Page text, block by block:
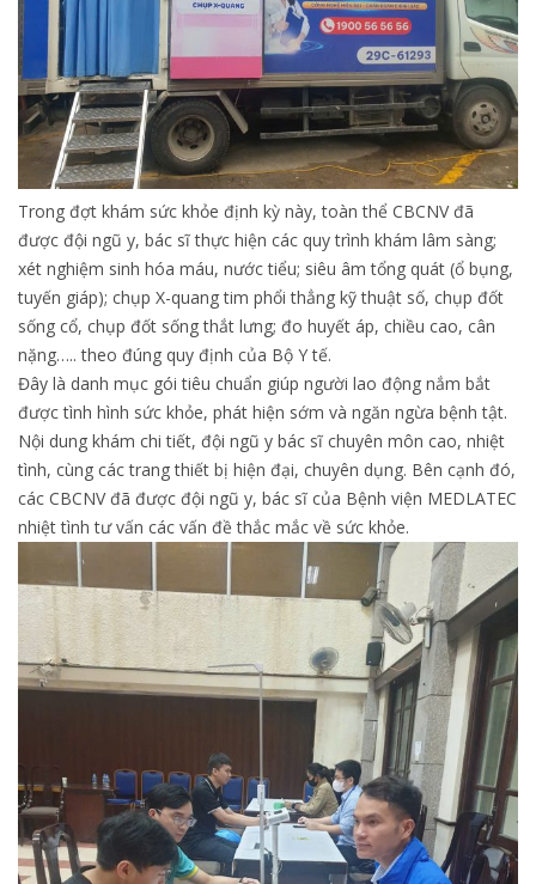
Trong đợt khám sức khỏe định kỳ này, toàn thể CBCNV đã
được đội ngũ y, bác sĩ thực hiện các quy trình khám lâm sàng;
xét nghiệm sinh hóa máu, nước tiểu; siêu âm tổng quát (ổ bụng,
tuyến giáp); chụp X-quang tim phổi thẳng kỹ thuật số, chụp đốt
sống cổ, chụp đốt sống thắt lưng; đo huyết áp, chiều cao, cân
nặng….. theo đúng quy định của Bộ Y tế.
Đây là danh mục gói tiêu chuẩn giúp người lao động nắm bắt
được tình hình sức khỏe, phát hiện sớm và ngăn ngừa bệnh tật.
Nội dung khám chi tiết, đội ngũ y bác sĩ chuyên môn cao, nhiệt
tình, cùng các trang thiết bị hiện đại, chuyên dụng. Bên cạnh đó,
các CBCNV đã được đội ngũ y, bác sĩ của Bệnh viện MEDLATEC
nhiệt tình tư vấn các vấn đề thắc mắc về sức khỏe.